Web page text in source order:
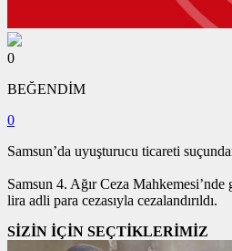
0
BEĞENDİM
0
Samsun’da uyuşturucu ticareti
Samsun 4. Ağır Ceza
lira adli para cezasıyla cezalandırıldı.
SİZİN İÇİN SEÇTİKLERİMİZ